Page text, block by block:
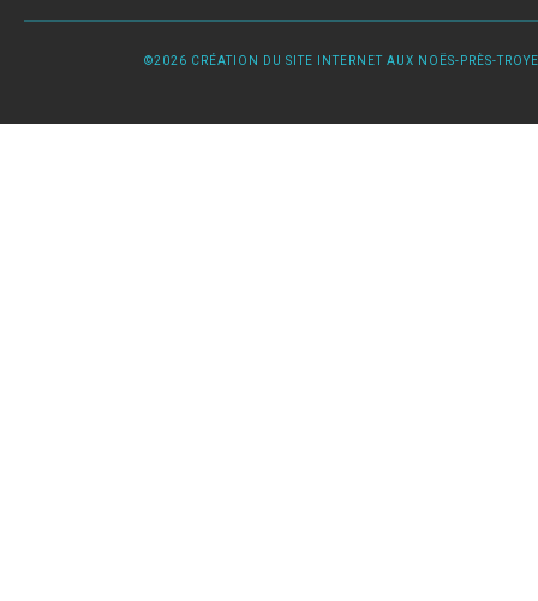
©2026 CRÉATION DU SITE INTERNET AUX NOËS-PRÈS-